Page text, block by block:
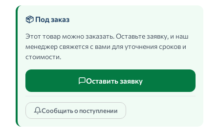
📦 Под заказ
Этот товар можно заказать. Оставьте заявку, и наш
менеджер свяжется с вами для уточнения сроков и
стоимости.
Оставить заявку
Сообщить о поступлении